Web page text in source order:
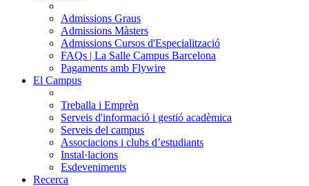
Admissions Graus
Admissions Màsters
Admissions Cursos d'Especialització
FAQs | La Salle Campus Barcelona
Pagaments amb Flywire
El Campus
Treballa i Emprèn
Serveis d'informació i gestió acadèmica
Serveis del campus
Associacions i clubs d’estudiants
Instal·lacions
Esdeveniments
Recerca